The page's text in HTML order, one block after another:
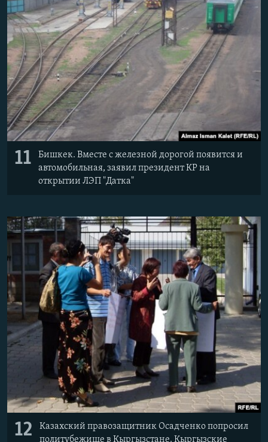
11
Бишкек. Вместе с железной дорогой появится и
автомобильная, заявил президент КР на
открытии ЛЭП "Датка"
12
Казахский правозащитник Осадченко попросил
политубежище в Кыргызстане. Кыргызские